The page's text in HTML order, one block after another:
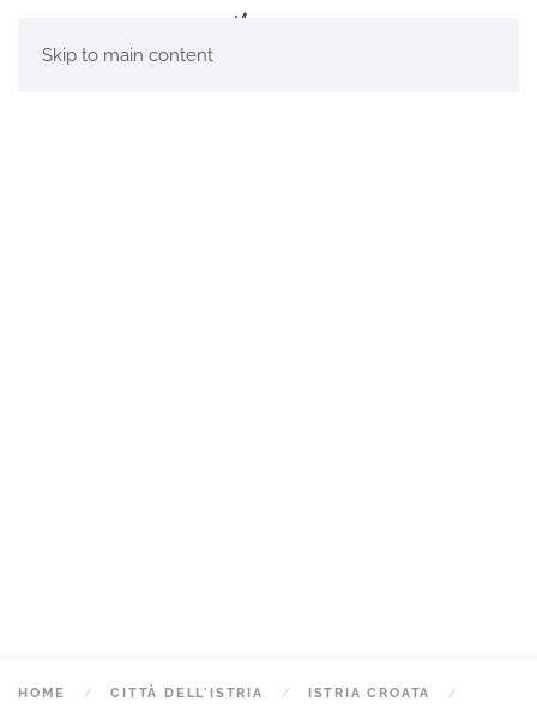
Skip to main content
HOME CITTÀ DELL'ISTRIA
ISTRIA CROATA